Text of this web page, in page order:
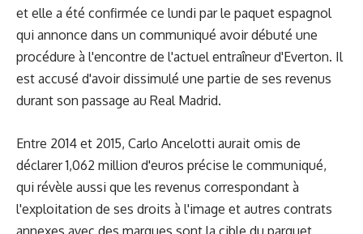
et elle a été confirmée ce lundi par le paquet espagnol
qui annonce dans un communiqué avoir débuté une
procédure à l'encontre de l'actuel entraîneur d'Everton. Il
est accusé d'avoir dissimulé une partie de ses revenus
durant son passage au Real Madrid.
Entre 2014 et 2015, Carlo Ancelotti aurait omis de
déclarer 1,062 million d'euros précise le communiqué,
qui révèle aussi que les revenus correspondant à
l'exploitation de ses droits à l'image et autres contrats
annexes avec des marques sont la cible du parquet